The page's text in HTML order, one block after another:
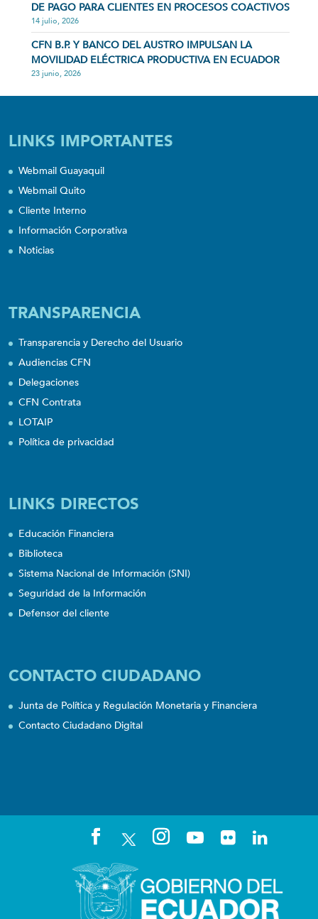
DE PAGO PARA CLIENTES EN PROCESOS COACTIVOS
14 julio, 2026
CFN B.P. Y BANCO DEL AUSTRO IMPULSAN LA
MOVILIDAD ELÉCTRICA PRODUCTIVA EN ECUADOR
23 junio, 2026
LINKS IMPORTANTES
Webmail Guayaquil
Webmail Quito
Cliente Interno
Información Corporativa
Noticias
TRANSPARENCIA
Transparencia y Derecho del Usuario
Audiencias CFN
Delegaciones
CFN Contrata
LOTAIP
Política de privacidad
LINKS DIRECTOS
Educación Financiera
Biblioteca
Sistema Nacional de Información (SNI)
Seguridad de la Información
Defensor del cliente
CONTACTO CIUDADANO
Junta de Política y Regulación Monetaria y Financiera
Contacto Ciudadano Digital